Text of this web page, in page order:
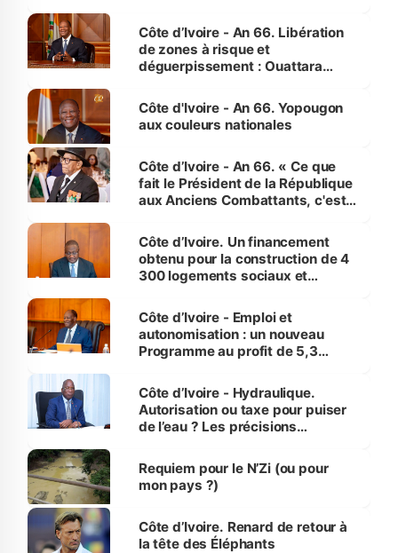
milieu des sinistrés
Côte d’Ivoire - An 66. Libération
de zones à risque et
déguerpissement : Ouattara
l'Etat de droit pour préserver les
vies humaines »
Côte d'Ivoire - An 66. Yopougon
aux couleurs nationales
Côte d’Ivoire - An 66. « Ce que
fait le Président de la République
aux Anciens Combattants, c'est
Côte d’Ivoire. Un financement
obtenu pour la construction de 4
300 logements sociaux et
et Yamoussoukro
Côte d’Ivoire - Emploi et
autonomisation : un nouveau
Programme au profit de 5,3
Côte d’Ivoire - Hydraulique.
Autorisation ou taxe pour puiser
de l’eau ? Les précisions
Requiem pour le N’Zi (ou pour
mon pays ?)
Côte d’Ivoire. Renard de retour à
la tête des Éléphants